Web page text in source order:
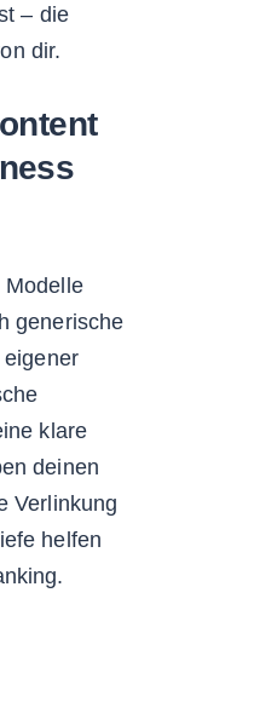
– die
dir.
Modelle
generische
eigener
klare
deinen
Verlinkung
helfen